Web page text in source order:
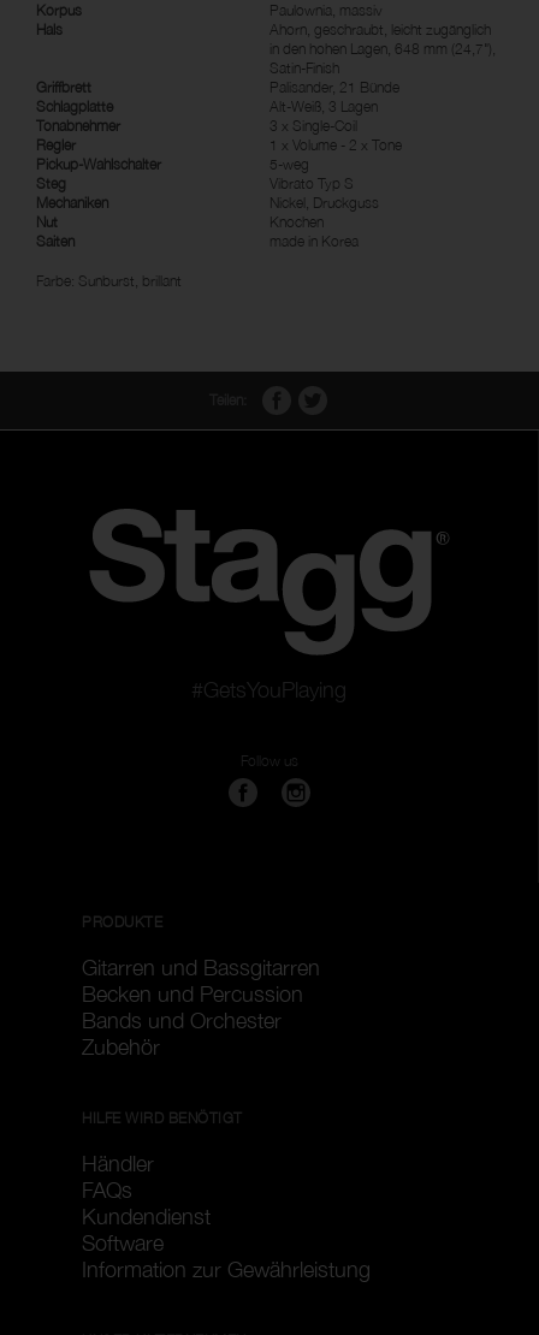
Korpus
Paulownia, massiv
Hals
Ahorn, geschraubt, leicht zugänglich
in den hohen Lagen, 648 mm (24,7"),
Satin-Finish
Griffbrett
Palisander, 21 Bünde
Schlagplatte
Alt-Weiß, 3 Lagen
Tonabnehmer
3 x Single-Coil
Regler
1 x Volume - 2 x Tone
Pickup-Wahlschalter
5-weg
Steg
Vibrato Typ S
Mechaniken
Nickel, Druckguss
Nut
Knochen
Saiten
made in Korea
Farbe: Sunburst, brillant
#GetsYouPlaying
Follow us
PRODUKTE
Gitarren und Bassgitarren
Becken und Percussion
Bands und Orchester
Zubehör
HILFE WIRD BENÖTIGT
Händler
FAQs
Kundendienst
Software
Information zur Gewährleistung